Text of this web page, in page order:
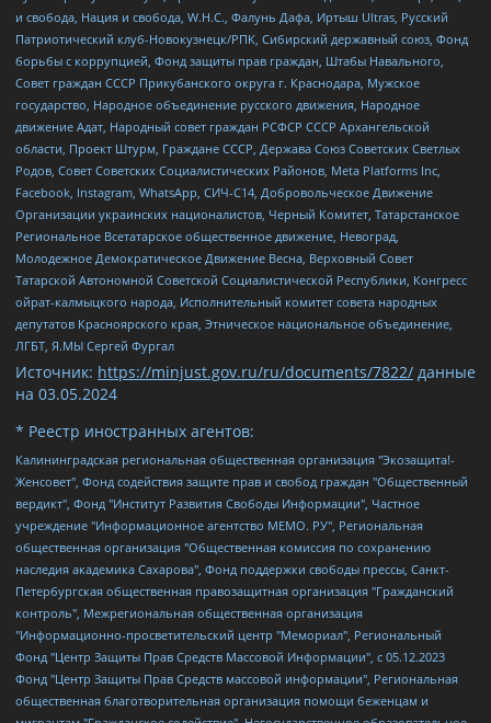
и свобода, Нация и свобода, W.H.С., Фалунь Дафа, Иртыш Ultras, Русский
Патриотический клуб-Новокузнецк/РПК, Сибирский державный союз, Фонд
борьбы с коррупцией, Фонд защиты прав граждан, Штабы Навального,
Совет граждан СССР Прикубанского округа г. Краснодара, Мужское
государство, Народное объединение русского движения, Народное
движение Адат, Народный совет граждан РСФСР СССР Архангельской
области, Проект Штурм, Граждане СССР, Держава Союз Советских Светлых
Родов, Совет Советских Социалистических Районов, Meta Platforms Inc,
Facebook, Instagram, WhatsApp, СИЧ-С14, Добровольческое Движение
Организации украинских националистов, Черный Комитет, Татарстанское
Региональное Всетатарское общественное движение, Невоград,
Молодежное Демократическое Движение Весна, Верховный Совет
Татарской Автономной Советской Социалистической Республики, Конгресс
ойрат-калмыцкого народа, Исполнительный комитет совета народных
депутатов Красноярского края, Этническое национальное объединение,
ЛГБТ, Я.МЫ Сергей Фургал
Источник: https://minjust.gov.ru/ru/documents/7822/ данные
на 03.05.2024
* Реестр иностранных агентов:
Калининградская региональная общественная организация "Экозащита!-Женсовет", Фонд содействия защите прав и свобод граждан "Общественный вердикт", Фонд "Институт Развития Свободы Информации", Частное учреждение "Информационное агентство МЕМО. РУ", Региональная общественная организация "Общественная комиссия по сохранению наследия академика Сахарова", Фонд поддержки свободы прессы, Санкт-Петербургская общественная правозащитная организация "Гражданский контроль", Межрегиональная общественная организация "Информационно-просветительский центр "Мемориал", Региональный Фонд "Центр Защиты Прав Средств Массовой Информации", с 05.12.2023 Фонд "Центр Защиты Прав Средств массовой информации", Региональная общественная благотворительная организация помощи беженцам и мигрантам "Гражданское содействие", Негосударственное образовательное учреждение дополнительного профессионального образования (повышение квалификации) специалистов "АКАДЕМИЯ ПО ПРАВАМ ЧЕЛОВЕКА", Свердловская региональная общественная организация "Сутяжник", Автономная некоммерческая организация "Центр независимых социологических исследований", Союз общественных объединений "Российский исследовательский центр по правам человека", Региональное общественное учреждение научно-информационный центр "МЕМОРИАЛ", Некоммерческая организация "Фонд защиты гласности", Автономная некоммерческая организация "Институт прав человека", Городская общественная организация "Екатеринбургское общество "МЕМОРИАЛ", Городская общественная организация "Рязанское историко-просветительское и правозащитное общество "Мемориал" (Рязанский Мемориал), Челябинский региональный орган общественной самодеятельности – женское общественное объединение "Женщины Евразии", Челябинский региональный орган общественной самодеятельности "Уральская правозащитная группа", Фонд содействия защите здоровья и социальной справедливости имени Андрея Рылькова, Автономная Некоммерческая Организация "Аналитический Центр Юрия Левады", Автономная некоммерческая организация социальной поддержки населения "Проект Апрель", Региональная общественная организация помощи женщинам и детям, находящимся в кризисной ситуации "Информационно-методический центр "Анна", Фонд содействия развитию массовых коммуникаций и правовому просвещению "Так-так-Так", Фонд содействия устойчивому развитию "Серебряная тайга", Свердловский региональный общественный фонд социальных проектов "Новое время", "Idel.Реалии", Кавказ.Реалии, Крым.Реалии, Телеканал Настоящее Время, Татаро-башкирская служба Радио Свобода (Azatliq Radiosi), Радио Свободная Европа/Радио Свобода (PCE/PC), "Сибирь.Реалии", "Фактограф", Благотворительный фонд помощи осужденным и их семьям, Автономная некоммерческая организация "Институт глобализации и социальных движений", Фонд "В защиту прав заключенных", Частное учреждение "Центр поддержки и содействия развитию средств массовой информации", Пензенский региональный общественный благотворительный фонд "Гражданский союз", "Север.Реалии", Некоммерческая организация Фонд "Правовая инициатива", Общество с ограниченной ответственностью "Радио Свободная Европа/Радио Свобода", Чешское информационное агентство "MEDIUM-ORIENT", Красноярская региональная общественная организация "Мы против СПИДа", Камалягин Денис Николаевич, Маркелов Сергей Евгеньевич, Пономарев Лев Александрович, Савицкая Людмила Алексеевна, Автономная некоммерческая организация "Центр по работе с проблемой насилия "НАСИЛИЮ.НЕТ", Межрегиональный профессиональный союз работников здравоохранения "Альянс врачей", Юридическое лицо, зарегистрированное в Латвийской Республике, SIA "Medusa Project" (регистрационный номер 40103797863, дата регистрации 10.06.2014), Некоммерческая организация "Фонд по борьбе с коррупцией", Автономная некоммерческая организация "Институт права и публичной политики", Баданин Роман Сергеевич, Гликин Максим Александрович, Железнова Мария Михайловна, Лукьянова Юлия Сергеевна, Маетная Елизавета Витальевна, Маняхин Петр Борисович, Чуракова Ольга Владимировна, Ярош Юлия Петровна, Юридическое лицо "The Insider SIA", зарегистрированное в Риге, Латвийская Республика (дата регистрации 26.06.2015), являющееся администратором доменного имени интернет-издания "The Insider SIA", https://theins.ru, Постернак Алексей Евгеньевич, Рубин Михаил Аркадьевич, Анин Роман Александрович, Юридическое лицо Istories fonds, зарегистрированное в Латвийской Республике (регистрационный номер 50008295751, дата регистрации 24.02.2020), Великовский Дмитрий Александрович, Долинина Ирина Николаевна, Мароховская Алеся Алексеевна, Шлейнов Роман Юрьевич, Шмагун Олеся Валентиновна, Общество с ограниченной ответственностью "Альтаир 2021", Общество с ограниченной ответственностью "Вега 2021", Общество с ограниченной ответственностью "Главный редактор 2021", Общество с ограниченной ответственностью "Ромашки монолит", Важенков Артем Валерьевич, Ивановская областная общественная организация "Центр гендерных исследований", Гурман Юрий Альбертович, Медиапроект "ОВД-Инфо", Егоров Владимир Владимирович, Жилинский Владимир Александрович, Общество с ограниченной ответственностью "ЗП", Иванова София Юрьевна, Карезина Инна Павловна, Кильтау Екатерина Викторовна, Петров Алексей Викторович, Пискунов Сергей Евгеньевич, Смирнов Сергей Сергеевич, Тихонов Михаил Сергеевич, Общество с ограниченной ответственностью "ЖУРНАЛИСТ-ИНОСТРАННЫЙ АГЕНТ", Арапова Галина Юрьевна, Вольтская Татьяна Анатольевна, Американская компания "Mason G.E.S. Anonymous Foundation" (США), являющаяся владельцем интернет-издания https://mnews.world/, Компания "Stichting Bellingcat", зарегистрированная в Нидерландах (дата регистрации 11.07.2018), Захаров Андрей Вячеславович, Клепиковская Екатерина Дмитриевна, Общество с ограниченной ответственностью "МЕМО", Перл Роман Александрович, Симонов Евгений Алексеевич, Соловьева Елена Анатольевна, Сотников Даниил Владимирович, Сурначева Елизавета Дмитриевна, Автономная некоммерческая организация по защите прав человека и информированию населения "Якутия – Наше Мнение", Общество с ограниченной ответственностью "Москоу диджитал медиа", с 26.01.2023 Общество с ограниченной ответственностью "Чайка Белые сады", Ветошкина Валерия Валерьевна, Заговора Максим Александрович, Межрегиональное общественное движение "Российская ЛГБТ - сеть", Оленичев Максим Владимирович, Павлов Иван Юрьевич, Скворцова Елена Сергеевна, Общество с ограниченной ответственностью "Как бы инагент", Кочетков Игорь Викторович, Общество с ограниченной ответственностью "Честные выборы", Еланчик Олег Александрович, Общество с ограниченной ответственностью "Нобелевский призыв", Гималова Регина Эмилевна, Григорьев Андрей Валерьевич, Григорьева Алина Александровна, Ассоциация по содействию защите прав призывников, альтернативнослужащих и военнослужащих "Правозащитная группа "Гражданин.Армия.Право", Хисамова Регина Фаритовна, Автономная некоммерческая организация по реализации социально-правовых программ "Лилит", Дальневосточное общественное движение "Маяк", Санкт-Петербургская ЛГБТ-инициативная группа "Выход", Инициативная группа ЛГБТ+ "Реверс", Алексеев Андрей Викторович, Бекбулатова Таисия Львовна, Беляев Иван Михайлович, Владыкина Елена Сергеевна, Гельман Марат Александрович, Никульшина Вероника Юрьевна, Толоконникова Надежда Андреевна, Шендерович Виктор Анатольевич, Общество с ограниченной ответственностью "Данное сообщение", Общество с ограниченной ответственностью Издательский дом "Новая глава", Айнбиндер Александра Александровна, Московский комьюнити-центр для ЛГБТ+инициатив, Благотворительный фонд развития филантропии, Deutsche Welle (Германия, Kurt-Schumacher-Strasse 3, 53113 Bonn), Борзунова Мария Михайловна, Воробьев Виктор Викторович, Голубева Анна Львовна, Константинова Алла Михайловна, Малкова Ирина Владимировна, Мурадов Мурад Абдулгалимович, Осетинская Елизавета Николаевна, Понасенков Евгений Николаевич, Ганапольский Матвей Юрьевич, Киселев Евгений Алексеевич, Борухович Ирина Григорьевна, Дремин Иван Тимофеевич, Дубровский Дмитрий Викторович, Красноярская региональная общественная организация поддержки и развития альтернативных образовательных технологий и межкультурных коммуникаций "ИНТЕРРА", Маяковская Екатерина Алексеевна, Фейгин Марк Захарович, Филимонов Андрей Викторович, Дзугкоева Регина Николаевна, Доброхотов Роман Александрович, Дудь Юрий Александрович, Елкин Сергей Владимирович, Кругликов Кирилл Игоревич, Сабунаева Мария Леонидовна, Семенов Алексей Владимирович, Шаинян Карен Багратович, Шульман Екатерина Михайловна, Асафьев Артур Валерьевич, Вахштайн Виктор Семенович, Венедиктов Алексей Алексеевич, Лушникова Екатерина Евгеньевна, Волков Леонид Михайлович, Невзоров Александр Глебович, Пархоменко Сергей Борисович, Сироткин Ярослав Николаевич, Кара-Мурза Владимир Владимирович, Баранова Наталья Владимировна, Гозман Леонид Яковлевич, Кагарлицкий Борис Юльевич, Климарев Михаил Валерьевич, Милов Владимир Станиславович, Автономная некоммерческая организация Краснодарский центр современного искусства "Типография", Моргенштерн Алишер Тагирович, Соболь Любовь Эдуардовна, Общество с ограниченной ответственностью "ЛИЗА НОРМ", Каспаров Гарри Кимович, Ходорковский Михаил Борисович, Общество с ограниченной ответственностью "Апрельские тезисы", Данилович Ирина Брониславовна, Кашин Олег Владимирович, Петров Николай Владимирович, Пивоваров Алексей Владимирович, Соколов Михаил Владимирович, Цветкова Юлия Владимировна, Чичваркин Евгений Александрович, Комитет против пыток/Команда против пыток, Общество с ограниченной ответственностью "Первый научный", Общество с ограниченной ответственностью "Вертолет и ко", Белоцерковская Вероника Борисовна, Кац Максим Евгеньевич, Лазарева Татьяна Юрьевна, Шаведдинов Руслан Табризович, Яшин Илья Валерьевич, Общество с ограниченной ответственностью "Иноагент ААВ", Алешковский Дмитрий Петрович, Альбац Евгения Марковна, Быков Дмитрий Львович, Галямина Юлия Евгеньевна, Лойко Сергей Леонидович, Мартынов Кирилл Константинович, Медведев Сергей Александрович, Крашенинников Федор Геннадиевич, Гордеева Катерина Вл